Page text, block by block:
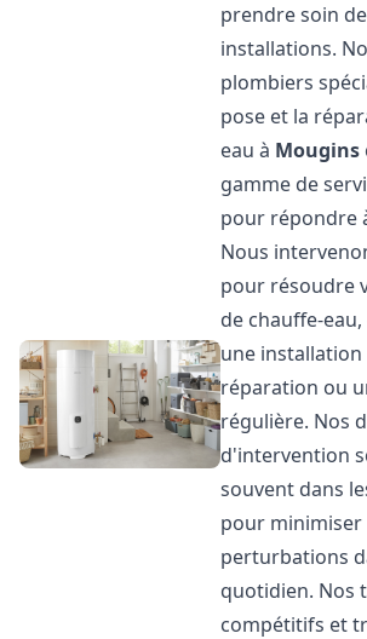
prendre soin
installations.
plombiers
pose et la
eau à Mougins
gamme de
pour répondre
Nous
pour résoudre
de chauffe-
une installation
réparation ou
régulière. Nos
d'intervention
souvent dans
pour minimiser
perturbations
quotidien. Nos
compétitifs et